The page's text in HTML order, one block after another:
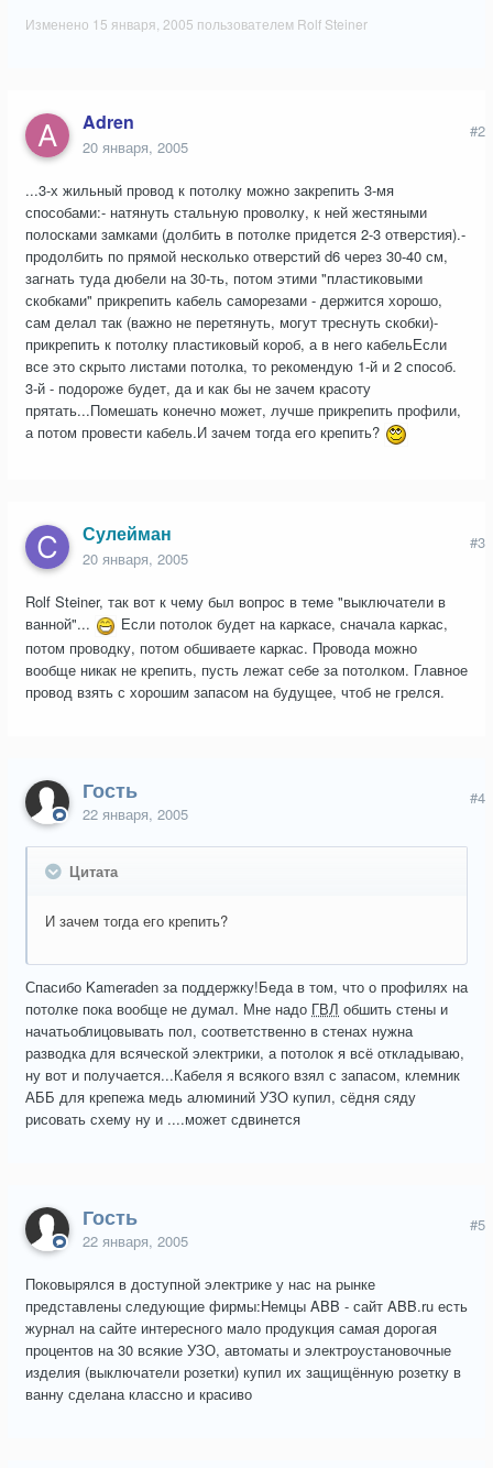
Изменено 15 января, 2005 пользователем Rolf Steiner
Adren
20 января, 2005
#2
...3-х жильный провод к потолку можно закрепить 3-мя
способами:- натянуть стальную проволку, к ней жестяными
полосками замками (долбить в потолке придется 2-3 отверстия).-
продолбить по прямой несколько отверстий d6 через 30-40 см,
загнать туда дюбели на 30-ть, потом этими "пластиковыми
скобками" прикрепить кабель саморезами - держится хорошо,
сам делал так (важно не перетянуть, могут треснуть скобки)-
прикрепить к потолку пластиковый короб, а в него кабельЕсли
все это скрыто листами потолка, то рекомендую 1-й и 2 способ.
3-й - подороже будет, да и как бы не зачем красоту
прятать...Помешать конечно может, лучше прикрепить профили,
а потом провести кабель.И зачем тогда его крепить?
Сулейман
20 января, 2005
#3
Rolf Steiner, так вот к чему был вопрос в теме "выключатели в
ванной"...
Если потолок будет на каркасе, сначала каркас,
потом проводку, потом обшиваете каркас. Провода можно
вообще никак не крепить, пусть лежат себе за потолком. Главное
провод взять с хорошим запасом на будущее, чтоб не грелся.
Гость
22 января, 2005
#4
Цитата
И зачем тогда его крепить?
Спасибо Kameraden за поддержку!Беда в том, что о профилях на
потолке пока вообще не думал. Мне надо ГВЛ обшить стены и
начатьоблицовывать пол, соответственно в стенах нужна
разводка для всяческой электрики, а потолок я всё откладываю,
ну вот и получается...Кабеля я всякого взял с запасом, клемник
АББ для крепежа медь алюминий УЗО купил, сёдня сяду
рисовать схему ну и ....может сдвинется
Гость
22 января, 2005
#5
Поковырялся в доступной электрике у нас на рынке
представлены следующие фирмы:Немцы ABB - сайт ABB.ru есть
журнал на сайте интересного мало продукция самая дорогая
процентов на 30 всякие УЗО, автоматы и электроустановочные
изделия (выключатели розетки) купил их защищённую розетку в
ванну сделана классно и красиво